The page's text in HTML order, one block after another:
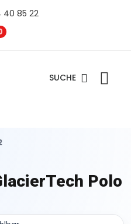
40 85 22
SUCHE
Polo